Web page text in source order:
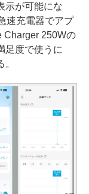
示が可能にな
速充電器でアプ
250Wの
足度で使うに